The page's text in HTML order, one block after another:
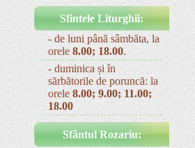
Sfintele Liturghii:
- de luni până sâmbăta, la
orele8.00; 18.00.
- duminica și în
sărbătorile de poruncă: la
orele8.00; 9.00; 11.00;
18.00
Sfântul Rozariu: